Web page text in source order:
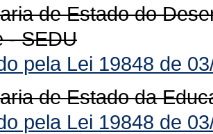
de Estado do
- SEDU
pela Lei 19848 de
de Estado da
pela Lei 19848 de